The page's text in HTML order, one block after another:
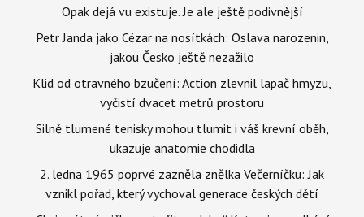
Opak dejá vu existuje. Je ale ještě podivnější
Petr Janda jako Cézar na nosítkách: Oslava narozenin,
jakou Česko ještě nezažilo
Klid od otravného bzučení: Action zlevnil lapač hmyzu,
vyčistí dvacet metrů prostoru
Silně tlumené tenisky mohou tlumit i váš krevní oběh,
ukazuje anatomie chodidla
2. ledna 1965 poprvé zazněla znělka Večerníčku: Jak
vznikl pořad, který vychoval generace českých dětí